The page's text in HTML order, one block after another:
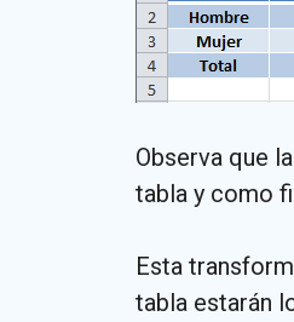
Observa que
tabla y como
Esta
tabla estarán